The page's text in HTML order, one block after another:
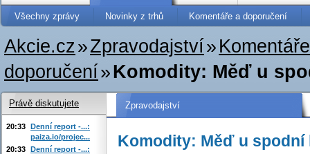
Všechny zprávy Novinky z trhů Komentáře a doporučení
Akcie.cz»Zpravodajství»
doporučení»Komodity: Měď u
Zpravodajství
Komodity: Měď u spodní
Právě diskutujete
20:33 Denní report -...:
paiza.io/projec...
20:33 Denní report -...: